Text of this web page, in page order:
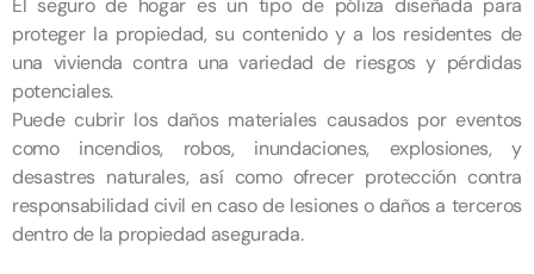
proteger la propiedad, su contenido y a los residentes de
una vivienda contra una variedad de riesgos y pérdidas
potenciales.
Puede cubrir los daños materiales causados por eventos
como incendios, robos, inundaciones, explosiones, y
desastres naturales, así como ofrecer protección contra
responsabilidad civil en caso de lesiones o daños a terceros
dentro de la propiedad asegurada.